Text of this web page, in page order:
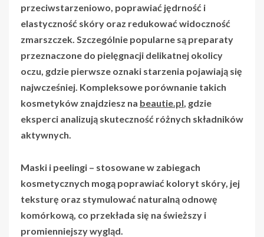
przeciwstarzeniowo, poprawiać jędrność i
elastyczność skóry oraz redukować widoczność
zmarszczek. Szczególnie popularne są preparaty
przeznaczone do pielęgnacji delikatnej okolicy
oczu, gdzie pierwsze oznaki starzenia pojawiają się
najwcześniej. Kompleksowe porównanie takich
kosmetyków znajdziesz na beautie.pl , gdzie
eksperci analizują skuteczność różnych składników
aktywnych.
Maski i peelingi – stosowane w zabiegach
kosmetycznych mogą poprawiać koloryt skóry, jej
teksturę oraz stymulować naturalną odnowę
komórkową, co przekłada się na świeższy i
promienniejszy wygląd.